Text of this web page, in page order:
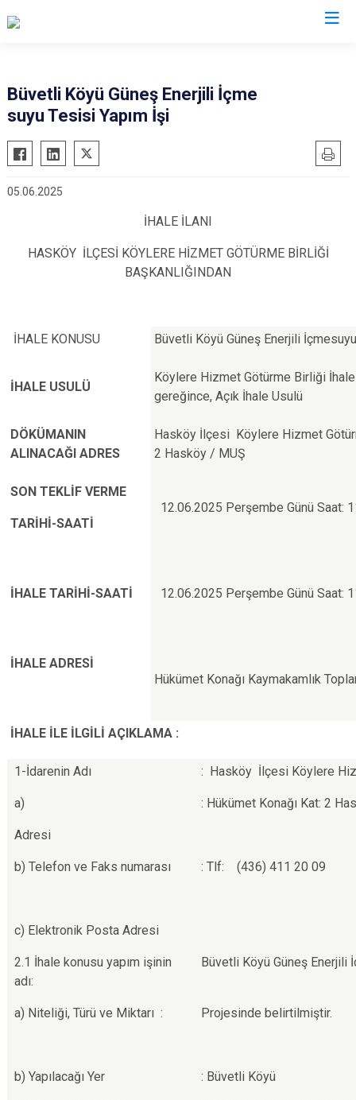
Bulanık
Hasköy
Malazgirt
Büvetli Köyü Güneş Enerjili İçme
suyu Tesisi Yapım İşi
05.06.2025
İHALE İLANI
HASKÖY İLÇESİ KÖYLERE HİZMET GÖTÜRME BİRLİĞİ
BAŞKANLIĞINDAN
İHALE KONUSU Büvetli Köyü Güneş Enerjili
İHALE USULÜ
Köylere Hizmet Götürme Birliği
gereğince, Açık İhale Usulü
DÖKÜMANIN
ALINACAĞI ADRES
Hasköy İlçesi Köylere Hizmet
2 Hasköy / MUŞ
SON TEKLİF VERME
TARİHİ-SAATİ
12.06.2025 Perşembe Günü Saat:
İHALE TARİHİ-SAATİ 12.06.2025 Perşembe Günü Saat:
İHALE ADRESİ
Hükümet Konağı Kaymakamlık
İHALE İLE İLGİLİ AÇIKLAMA :
1-İdarenin Adı : Hasköy İlçesi Köylere
a)
Adresi
: Hükümet Konağı Kat: 2
b) Telefon ve Faks numarası : Tlf: (436) 411 20 09
c) Elektronik Posta Adresi
2.1 İhale konusu yapım işinin
adı:
Büvetli Köyü Güneş Enerjili
a) Niteliği, Türü ve Miktarı : Projesinde belirtilmiştir.
b) Yapılacağı Yer : Büvetli Köyü